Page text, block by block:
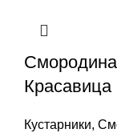
Красавица
Кустарники,